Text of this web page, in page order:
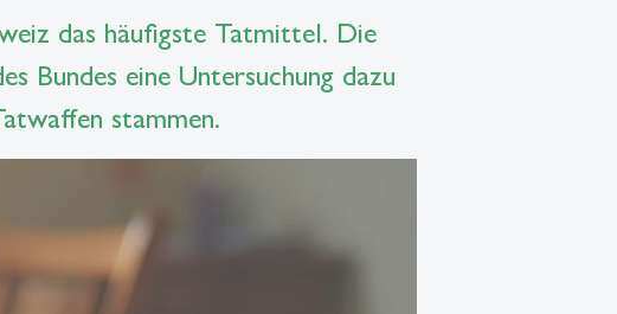
das häufigste Tatmittel. Die
Bundes eine Untersuchung dazu
stammen.